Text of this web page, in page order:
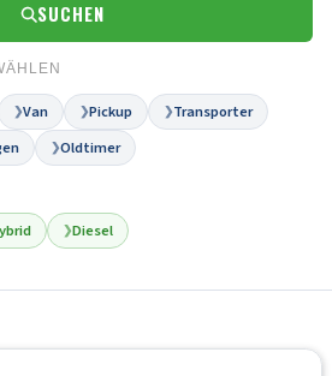
SUCHEN
❯Van ❯Pickup ❯Transporter
❯Oldtimer
❯Diesel